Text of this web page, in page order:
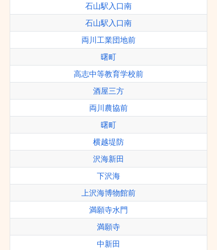
石山駅入口南
石山駅入口南
両川工業団地前
曙町
高志中等教育学校前
酒屋三方
両川農協前
曙町
横越堤防
沢海新田
下沢海
上沢海博物館前
満願寺水門
満願寺
中新田